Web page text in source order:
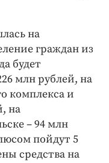
на
граждан из
будет
млн рублей, на
комплекса и
на
– 94 млн
пойдут 5
средства на